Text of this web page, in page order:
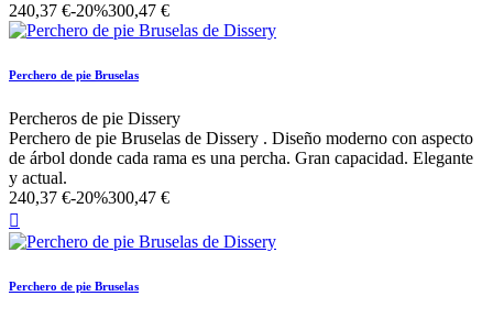
240,37 €-20%300,47 €
Perchero de pie Bruselas
Percheros de pie Dissery
Perchero de pie Bruselas de Dissery . Diseño moderno con aspecto
de árbol donde cada rama es una percha. Gran capacidad. Elegante
y actual.
240,37 €-20%300,47 €

Perchero de pie Bruselas